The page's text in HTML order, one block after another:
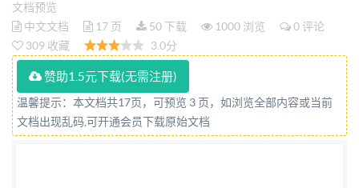
discontinuities- Bolts ,screws and studs for special
requirements 2000-09-26发布 2001-02-01实施 国家
质量技术监督局发布 GB/T 5779.3—2000 前 本标准等
同采用国际标准ISO6157-3：1988《紧固件表面缺陷
第3部分：螺栓、螺钉和螺柱 特 殊要求》。 本标准是
GB/T5779.3一1986的修订本，主要修改如下： （ 一
文档预览
中文文档
17 页 50 下载 1000 浏览
0 评论
309 收藏
3.0分
赞助1.5元下载(无需注册)
温馨提示：本文档共17页，可预览 3 页，如浏览全部内容或当前
文档出现乱码,可开通会员下载原始文档